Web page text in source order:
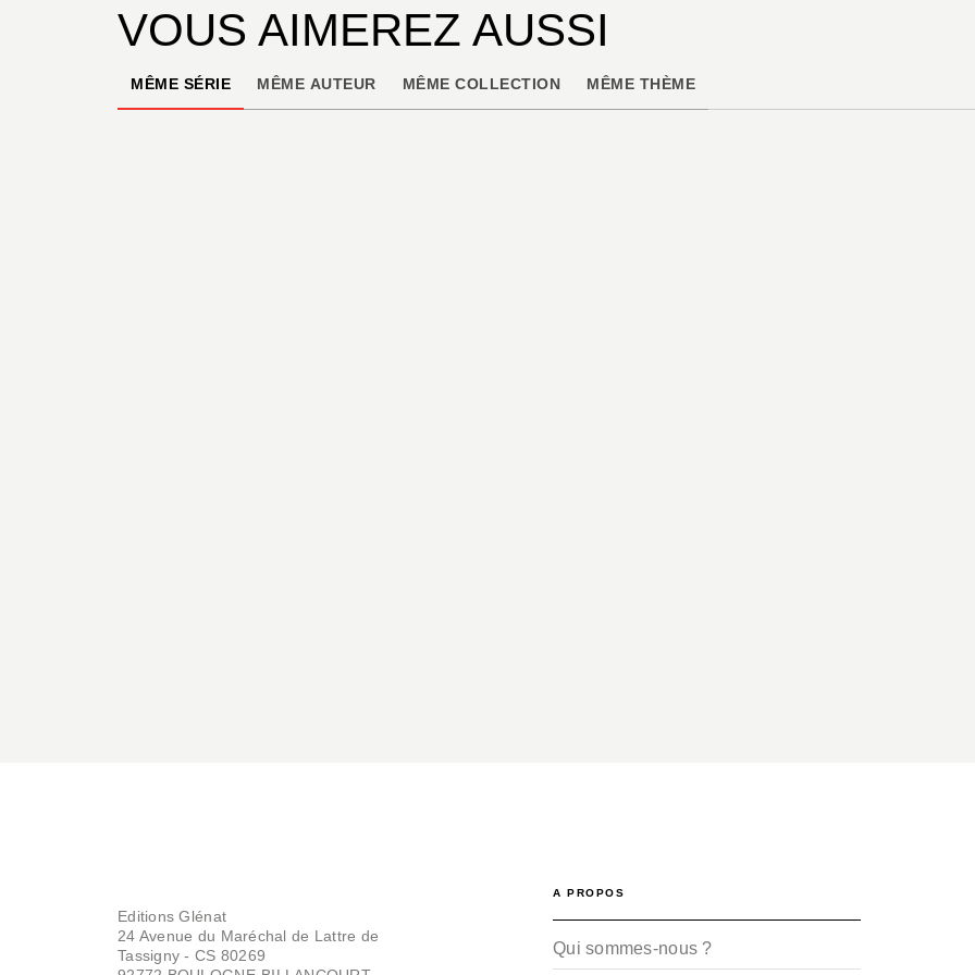
VOUS AIMEREZ AUSSI
MÊME SÉRIE MÊME AUTEUR MÊME COLLECTION MÊME THÈME
Out There - Volume
Brian Augustyn
Editions Glénat
24 Avenue du Maréchal de Lattre de
Tassigny - CS 80269
A PROPOS
Qui sommes-nous ?